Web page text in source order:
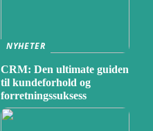
NYHETER
CRM: Den ultimate guiden
til kundeforhold og
forretningssuksess